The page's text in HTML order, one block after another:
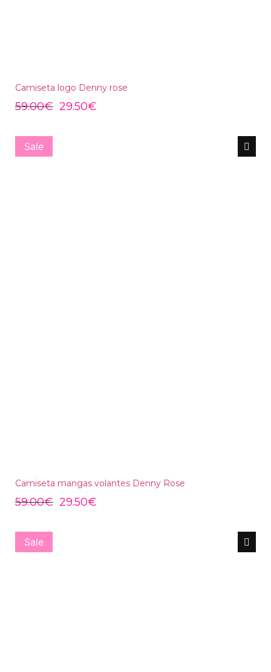
Camiseta logo Denny rose
59.00€ 29.50€
Sale
Camiseta mangas volantes Denny Rose
59.00€ 29.50€
Sale